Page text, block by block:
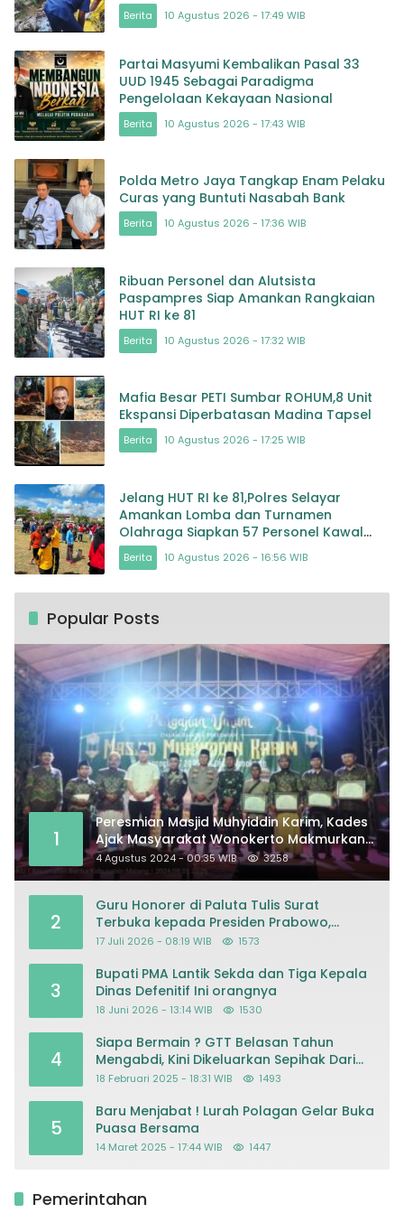
Berita 10 Agustus 2026 - 17:49 WIB
Partai Masyumi Kembalikan Pasal 33
UUD 1945 Sebagai Paradigma
Pengelolaan Kekayaan Nasional
Berita 10 Agustus 2026 - 17:43 WIB
Polda Metro Jaya Tangkap Enam Pelaku
Curas yang Buntuti Nasabah Bank
Berita 10 Agustus 2026 - 17:36 WIB
Ribuan Personel dan Alutsista
Paspampres Siap Amankan Rangkaian
HUT RI ke 81
Berita 10 Agustus 2026 - 17:32 WIB
Mafia Besar PETI Sumbar ROHUM,8 Unit
Ekspansi Diperbatasan Madina Tapsel
Berita 10 Agustus 2026 - 17:25 WIB
Jelang HUT RI ke 81,Polres Selayar
Amankan Lomba dan Turnamen
Olahraga Siapkan 57 Personel Kawal
Gerak Jalan Pelajar
Berita 10 Agustus 2026 - 16:56 WIB
Popular Posts
1
Peresmian Masjid Muhyiddin Karim, Kades
Ajak Masyarakat Wonokerto Makmurkan
Masjid
4 Agustus 2024 - 00:35 WIB 3258
2
Guru Honorer di Paluta Tulis Surat
Terbuka kepada Presiden Prabowo,
Mohon Keadilan atas Dugaan
17 Juli 2026 - 08:19 WIB 1573
3
Bupati PMA Lantik Sekda dan Tiga Kepala
Dinas Defenitif Ini orangnya
18 Juni 2026 - 13:14 WIB 1530
4
Siapa Bermain ? GTT Belasan Tahun
Mengabdi, Kini Dikeluarkan Sepihak Dari
Dapodik
18 Februari 2025 - 18:31 WIB 1493
5
Baru Menjabat ! Lurah Polagan Gelar Buka
Puasa Bersama
14 Maret 2025 - 17:44 WIB 1447
Pemerintahan